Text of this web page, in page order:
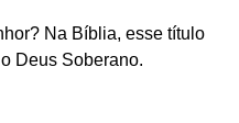
Na Bíblia, esse título
Deus Soberano.